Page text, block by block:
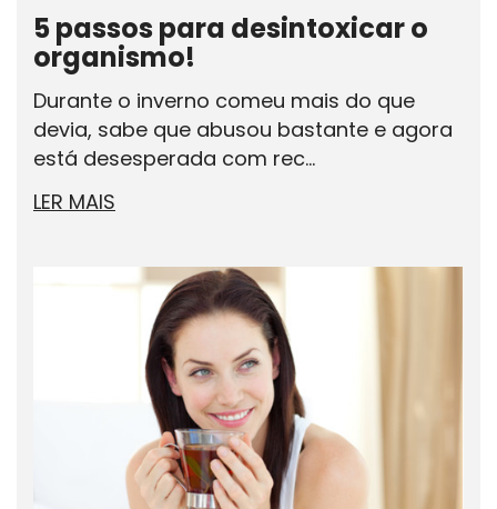
5 passos para desintoxicar o
organismo!
Durante o inverno comeu mais do que
devia, sabe que abusou bastante e agora
está desesperada com rec...
LER MAIS